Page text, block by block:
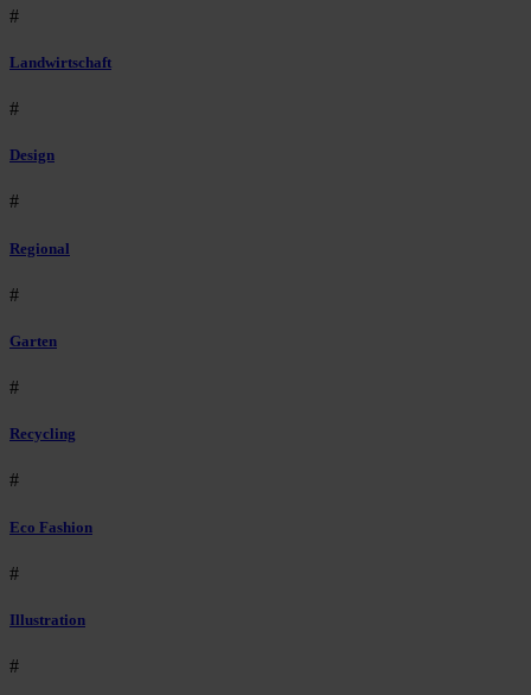
#
Landwirtschaft
#
Design
#
Regional
#
Garten
#
Recycling
#
Eco Fashion
#
Illustration
#